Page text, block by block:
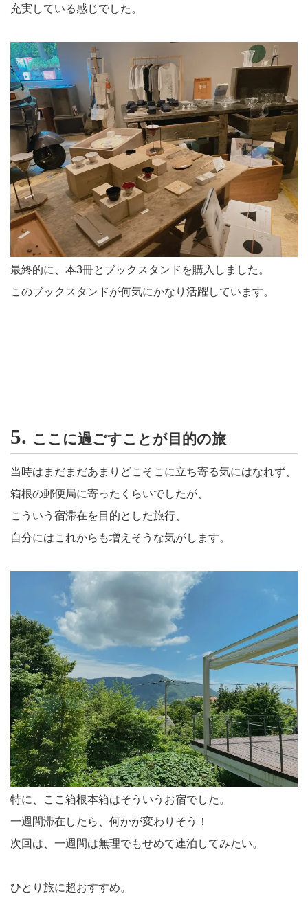
充実している感じでした。
最終的に、本3冊とブックスタンドを購入しました。
このブックスタンドが何気にかなり活躍しています。
5. ここに過ごすことが目的の旅
当時はまだまだあまりどこそこに立ち寄る気にはなれず、
箱根の郵便局に寄ったくらいでしたが、
こういう宿滞在を目的とした旅行、
自分にはこれからも増えそうな気がします。
特に、ここ箱根本箱はそういうお宿でした。
一週間滞在したら、何かが変わりそう！
次回は、一週間は無理でもせめて連泊してみたい。
ひとり旅に超おすすめ。